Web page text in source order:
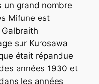
un grand nombre
Mifune est
sur Kurosawa
était répandue
années 1930 et
les années